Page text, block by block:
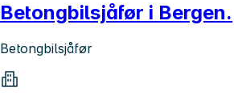
Betongbilsjåfør i Bergen.
Betongbilsjåfør